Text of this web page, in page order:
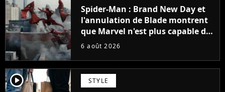
Spider-Man : Brand New Day et
l'annulation de Blade montrent
que Marvel n'est plus capable de
faire quoi que ce soit de simple
6 août 2026
player2 STYLE